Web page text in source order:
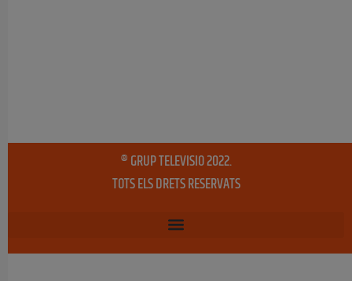
® GRUP TELEVISIO 2022.
TOTS ELS DRETS RESERVATS